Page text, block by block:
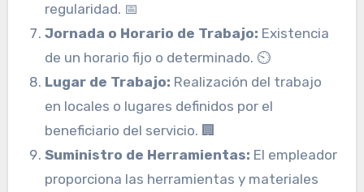
regularidad. 📅
Jornada o Horario de Trabajo: Existencia
de un horario fijo o determinado. ⏲️
Lugar de Trabajo: Realización del trabajo
en locales o lugares definidos por el
beneficiario del servicio. 🏢
Suministro de Herramientas: El empleador
proporciona las herramientas y materiales